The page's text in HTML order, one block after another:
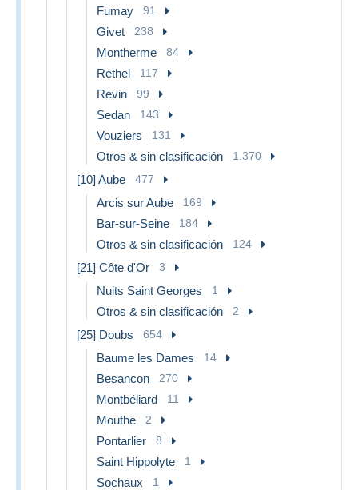
Fumay 91
Givet 238
Montherme 84
Rethel 117
Revin 99
Sedan 143
Vouziers 131
Otros & sin clasificación 1.370
[10] Aube 477
Arcis sur Aube 169
Bar-sur-Seine 184
Otros & sin clasificación 124
[21] Côte d'Or 3
Nuits Saint Georges 1
Otros & sin clasificación 2
[25] Doubs 654
Baume les Dames 14
Besancon 270
Montbéliard 11
Mouthe 2
Pontarlier 8
Saint Hippolyte 1
Sochaux 1